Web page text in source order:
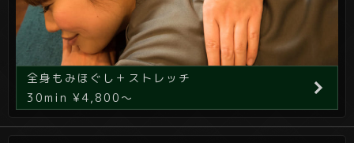
全身もみほぐし＋ストレッチ
30min ¥4,800～